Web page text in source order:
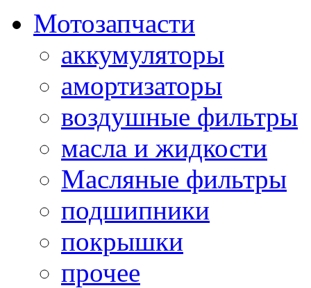
Мотозапчасти
аккумуляторы
амортизаторы
воздушные фильтры
масла и жидкости
Масляные фильтры
подшипники
покрышки
прочее